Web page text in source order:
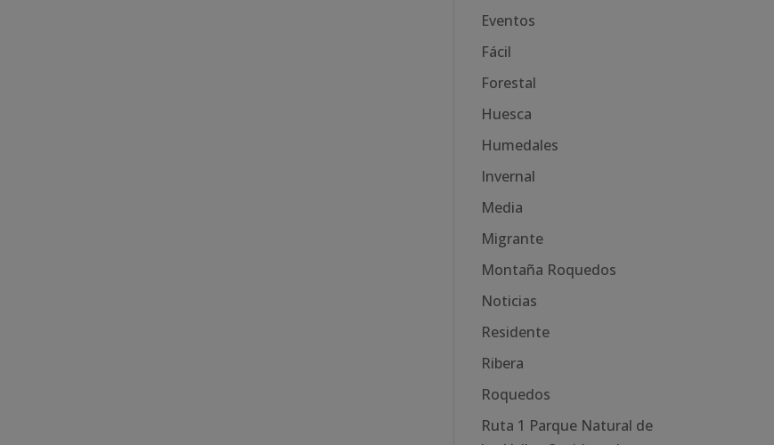
Eventos
Fácil
Forestal
Huesca
Humedales
Invernal
Media
Migrante
Montaña Roquedos
Noticias
Residente
Ribera
Roquedos
Ruta 1 Parque Natural de